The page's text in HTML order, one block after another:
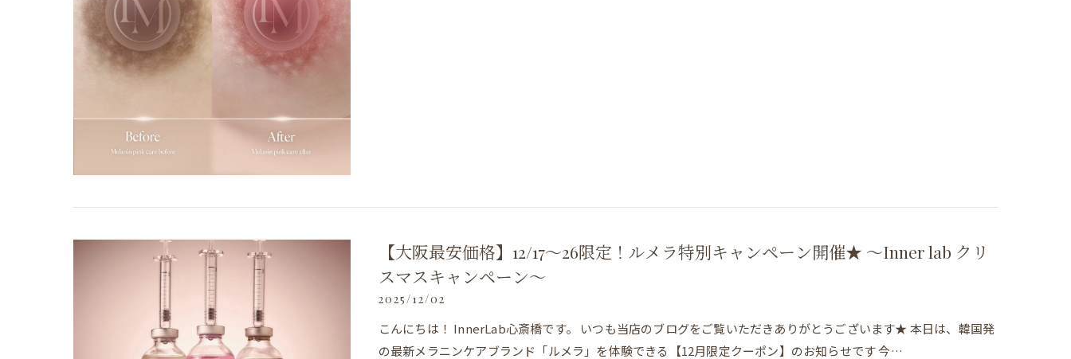
【大阪最安価格】12/17～26限定！ルメラ特別キャンペーン開催★ 〜Inner lab クリ
スマスキャンペーン〜
2025/12/02
こんにちは！ InnerLab心斎橋です。 いつも当店のブログをご覧いただきありがとうございます★ 本日は、韓国発
の最新メラニンケアブランド「ルメラ」を体験できる【12月限定クーポン】のお知らせです 今…